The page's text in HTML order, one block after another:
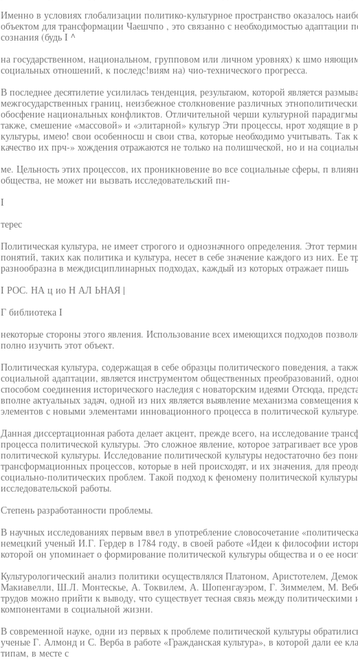
Именно в условиях глобализации политико-культурное пространство оказалось
объектом для трансформации Чаешчпо , это связанно с необходимостью адаптации
сознания (будь I ^
на государственном, национальном, групповом или личном уровнях) к шмо
социальных отношений, к последс!виям на) чио-технического прогресса.
В последнее десятилетие усилилась тенденция, результаюм, которой является
межгосударственных границ, неизбежное столкновение различных
обосфение национальных конфликтов. Отличительной черши культурной
также, смешение «массовой» и «элитарной» культур Эти процессы, нрот ходящие в
культуры, имею! свои особенносш н свои ства, которые необходимо учитывать. Так
качество их прч-» хождения отражаются не только на полишческой, но и на
ме. Цельность этих процессов, их проникновение во все социальные сферы, п
общества, не может ни вызвать исследовательский пн-
I
терес
Политическая культура, не имеет строгого и однозначного определения. Этот
понятий, таких как политика и культура, несет в себе значение каждого из них. Ее
разнообразна в междисциплинарных подходах, каждый из которых отражает пишь
I РОС. НА ц ио Н АЛ ЬНАЯ |
Г библиотека I
некоторые стороны этого явления. Использование всех имеющихся подходов
полно изучить этот объект.
Политическая культура, содержащая в себе образцы политического поведения, а
социальной адаптации, является инструментом общественных преобразований,
способом соединения исторического наследия с новаторским идеями Отсюда,
вполне актуальных задач, одной из них является выявление механизма совмещения
элементов с новыми элементами инновационного процесса в политической культуре.
Данная диссертационная работа делает акцент, прежде всего, на исследование
процесса политической культуры. Это сложное явление, которое затрагивает все
политической культуры. Исследование политической культуры недостаточно без
трансформационных процессов, которые в ней происходят, и их значения, для
социально-политических проблем. Такой подход к феномену политической
исследовательской работы.
Степень разработанности проблемы.
В научных исследованиях первым ввел в употребление словосочетание
немецкий ученый И.Г. Гердер в 1784 году, в своей работе «Идеи к философии
которой он упоминает о формирование политической культуры общества и о ее
Культурологический анализ политики осуществлялся Платоном, Аристотелем,
Макиавелли, Ш.Л. Монтескье, А. Токвилем, А. Шопенгауэром, Г. Зиммелем, М.
трудов можно прийти к выводу, что существует тесная связь между политическими
компонентами в социальной жизни.
В современной науке, одни из первых к проблеме политической культуры
ученые Г. Алмонд и С. Верба в работе «Гражданская культура», в которой дали ее
типам, в месте с